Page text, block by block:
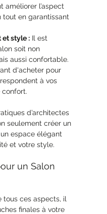
améliorer l’aspect
tout en garantissant
et style : Il est
soit non
aussi confortable.
d'acheter pour
à vos
d’architectes
seulement créer un
espace élégant
et votre style.
un Salon
tous ces aspects, il
finales à votre